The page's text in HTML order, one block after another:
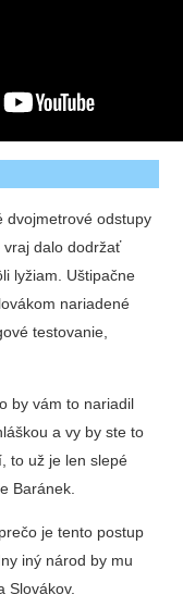
dvojmetrové odstupy
dalo dodržať
lyžiam. Uštipačne
nariadené
testovanie,
by vám to nariadil
a vy by ste to
to už je len slepé
Baránek.
je tento postup
iný národ by mu
Slovákov.